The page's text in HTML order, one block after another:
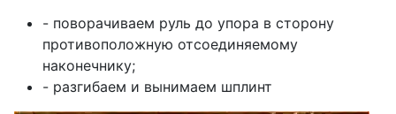
- поворачиваем руль до упора в сторону
противоположную отсоединяемому
наконечнику;
- разгибаем и вынимаем шплинт